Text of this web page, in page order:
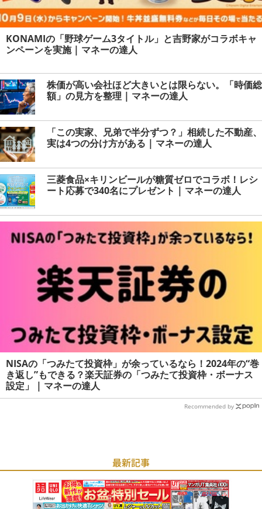
KONAMIの「野球ゲーム3タイトル」と吉野家がコラボキャ
ンペーンを実施 | マネーの達人
株価が高い会社ほど大きいとは限らない。「時価総
額」の見方を整理 | マネーの達人
「この実家、兄弟で半分ずつ？」相続した不動産、
実は4つの分け方がある | マネーの達人
三菱食品×キリンビールが糖質ゼロでコラボ！レシ
ート応募で340名にプレゼント | マネーの達人
NISAの「つみたて投資枠」が余っているなら！2024年の“巻
き返し”もできる？楽天証券の「つみたて投資枠・ボーナス
設定」 | マネーの達人
Recommended by
最新記事